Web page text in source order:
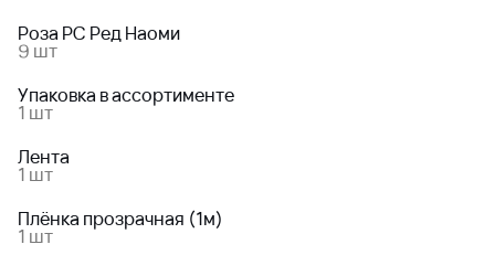
Роза РС Ред Наоми
9 шт
Упаковка в ассортименте
1 шт
Лента
1 шт
Плёнка прозрачная (1м)
1 шт